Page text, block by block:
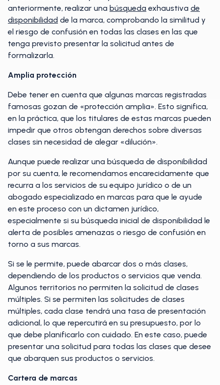
anteriormente, realizar una búsqueda exhaustiva de
disponibilidad de la marca, comprobando la similitud y
el riesgo de confusión en todas las clases en las que
tenga previsto presentar la solicitud antes de
formalizarla.
Amplia protección
Debe tener en cuenta que algunas marcas registradas
famosas gozan de «protección amplia». Esto significa,
en la práctica, que los titulares de estas marcas pueden
impedir que otros obtengan derechos sobre diversas
clases sin necesidad de alegar «dilución».
Aunque puede realizar una búsqueda de disponibilidad
por su cuenta, le recomendamos encarecidamente que
recurra a los servicios de su equipo jurídico o de un
abogado especializado en marcas para que le ayude
en este proceso con un dictamen jurídico,
especialmente si su búsqueda inicial de disponibilidad le
alerta de posibles amenazas o riesgo de confusión en
torno a sus marcas.
Si se le permite, puede abarcar dos o más clases,
dependiendo de los productos o servicios que venda.
Algunos territorios no permiten la solicitud de clases
múltiples. Si se permiten las solicitudes de clases
múltiples, cada clase tendrá una tasa de presentación
adicional, lo que repercutirá en su presupuesto, por lo
que debe planificarlo con cuidado. En este caso, puede
presentar una solicitud para todas las clases que desee
que abarquen sus productos o servicios.
Cartera de marcas